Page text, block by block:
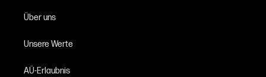
Über uns
Unsere Werte
AÜ-Erlaubnis